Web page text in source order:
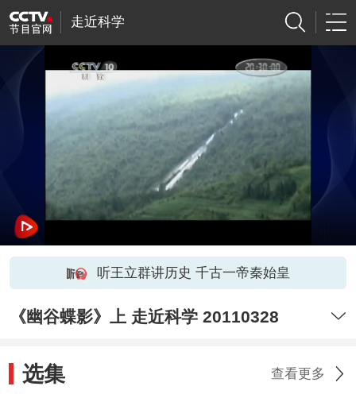
走近科学
听王立群讲历史 千古一帝秦始皇
《幽谷蝶影》上 走近科学 20110328
选集 查看更多